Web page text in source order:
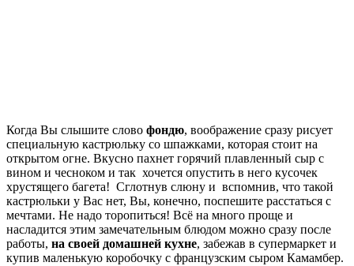
Когда Вы слышите слово фондю, воображение сразу рисует
специальную кастрюльку со шпажками, которая стоит на
открытом огне. Вкусно пахнет горячий плавленный сыр с
вином и чесноком и так хочется опустить в него кусочек
хрустящего багета! Сглотнув слюну и вспомнив, что такой
кастрюльки у Вас нет, Вы, конечно, поспешите расстаться с
мечтами. Не надо торопиться! Всё на много проще и
насладится этим замечательным блюдом можно сразу после
работы, на своей домашней кухне, забежав в супермаркет и
купив маленькую коробочку с французским сыром Камамбер.